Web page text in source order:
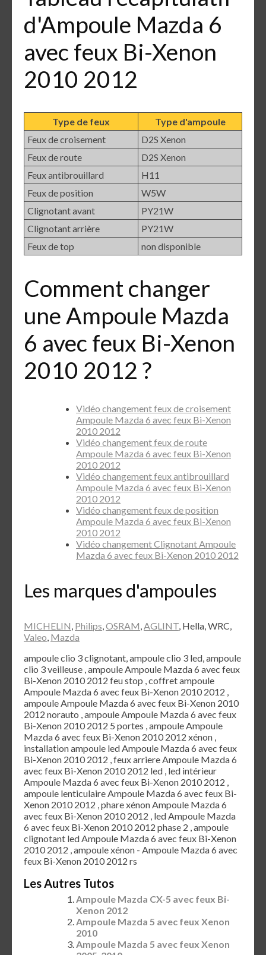
d'Ampoule Mazda 6
avec feux Bi-Xenon
2010 2012
Type de feux
Type d'ampoule
Feux de croisement
D2S Xenon
Feux de route
D2S Xenon
Feux antibrouillard
H11
Feux de position
W5W
Clignotant avant
PY21W
Clignotant arrière
PY21W
Feux de top
non disponible
Comment changer
une Ampoule Mazda
6 avec feux Bi-Xenon
2010 2012 ?
Vidéo changement feux de croisement
Ampoule Mazda 6 avec feux Bi-Xenon
2010 2012
Vidéo changement feux de route
Ampoule Mazda 6 avec feux Bi-Xenon
2010 2012
Vidéo changement feux antibrouillard
Ampoule Mazda 6 avec feux Bi-Xenon
2010 2012
Vidéo changement feux de position
Ampoule Mazda 6 avec feux Bi-Xenon
2010 2012
Vidéo changement Clignotant Ampoule
Mazda 6 avec feux Bi-Xenon 2010 2012
Les marques d'ampoules
MICHELIN, Philips,OSRAM,AGLINT, Hella, WRC,
Valeo, Mazda
ampoule clio 3 clignotant, ampoule clio 3 led, ampoule
clio 3 veilleuse , ampoule Ampoule Mazda 6 avec feux
Bi-Xenon 2010 2012 feu stop , coffret ampoule
Ampoule Mazda 6 avec feux Bi-Xenon 2010 2012 ,
ampoule Ampoule Mazda 6 avec feux Bi-Xenon 2010
2012 norauto , ampoule Ampoule Mazda 6 avec feux
Bi-Xenon 2010 2012 5 portes , ampoule Ampoule
Mazda 6 avec feux Bi-Xenon 2010 2012 xénon ,
installation ampoule led Ampoule Mazda 6 avec feux
Bi-Xenon 2010 2012 , feux arriere Ampoule Mazda 6
avec feux Bi-Xenon 2010 2012 led , led intérieur
Ampoule Mazda 6 avec feux Bi-Xenon 2010 2012 ,
ampoule lenticulaire Ampoule Mazda 6 avec feux Bi-
Xenon 2010 2012 , phare xénon Ampoule Mazda 6
avec feux Bi-Xenon 2010 2012 , led Ampoule Mazda
6 avec feux Bi-Xenon 2010 2012 phase 2 , ampoule
clignotant led Ampoule Mazda 6 avec feux Bi-Xenon
2010 2012 , ampoule xénon - Ampoule Mazda 6 avec
feux Bi-Xenon 2010 2012 rs
Les Autres Tutos
Ampoule Mazda CX-5 avec feux Bi-
Xenon 2012
Ampoule Mazda 5 avec feux Xenon
2010
Ampoule Mazda 5 avec feux Xenon